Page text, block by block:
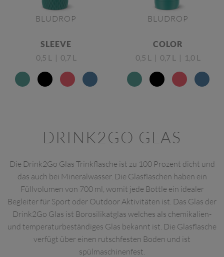
BLUDROP
SLEEVE
0,5 L | 0,7 L
BLUDROP
COLOR
0,5 L | 0,7 L | 1,0 L
DRINK2GO GLAS
Die Drink2Go Glas Trinkflasche ist zu 100 Prozent dicht und
das auch bei Mineralwasser. Die Glasflaschen haben ein
Füllvolumen von 700 ml, womit jede Bottle ein idealer
Begleiter für Sport oder Outdoor Aktivitäten ist. Das Glas der
Drink2Go Glas ist Borosilikatglas welches als chemikalien-
und temperaturbeständiges Glas bekannt ist. Die Glasflasche
verfügt über einen rutschfesten Boden und ist
spülmaschinenfest.